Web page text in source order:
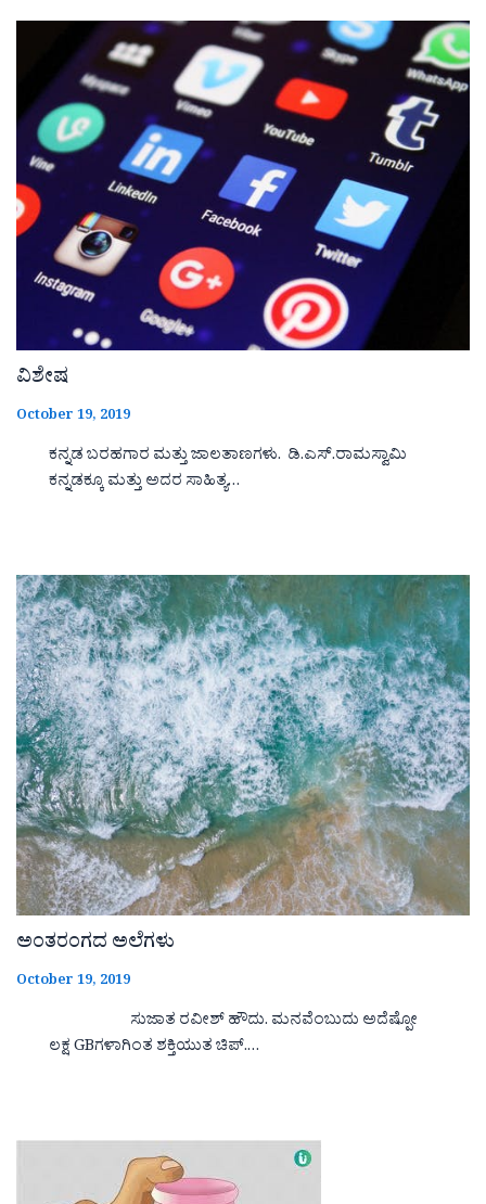
ವಿಶೇಷ
October 19, 2019
ಕನ್ನಡ ಬರಹಗಾರ ಮತ್ತು ಜಾಲತಾಣಗಳು. ಡಿ.ಎಸ್.ರಾಮಸ್ವಾಮಿ
ಕನ್ನಡಕ್ಕೂ ಮತ್ತು ಅದರ ಸಾಹಿತ್ಯ…
ಅಂತರಂಗದ ಅಲೆಗಳು
October 19, 2019
ಸುಜಾತ ರವೀಶ್ ಹೌದು. ಮನವೆಂಬುದು ಅದೆಷ್ಪೋ
ಲಕ್ಷ GBಗಳಾಗಿಂತ ಶಕ್ತಿಯುತ ಚಿಪ್.…